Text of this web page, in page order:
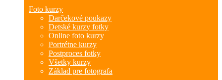
Foto kurzy
Darčekové poukazy
Detské kurzy fotky
Online foto kurzy
Portrétne kurzy
Postproces fotky
Všetky kurzy
Základ pre fotografa